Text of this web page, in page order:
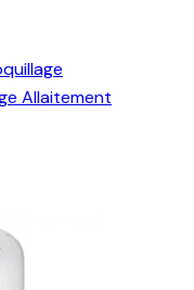
Allaitement